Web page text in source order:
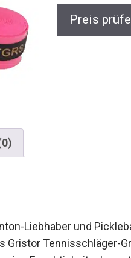
Preis
Liebhaber und
Gristor